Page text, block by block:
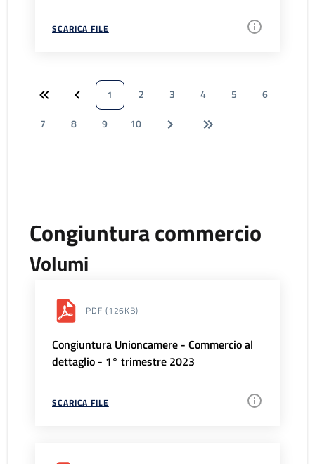
SCARICA FILE
1 2 3 4 5
6
7
8 9 10
Congiuntura commercio
Volumi
PDF (126KB)
Congiuntura Unioncamere - Commercio al
dettaglio - 1° trimestre 2023
SCARICA FILE